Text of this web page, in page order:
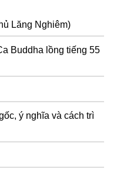
Lăng Nghiêm)
Buddha lồng tiếng 55
ý nghĩa và cách trì